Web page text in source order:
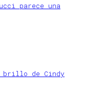
parece una
brillo de Cindy